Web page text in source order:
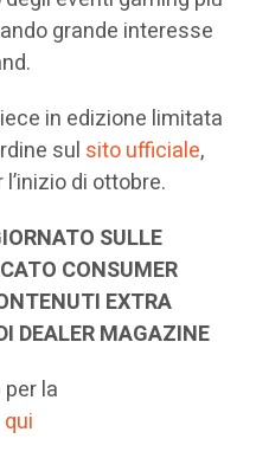
grande interesse
in edizione limitata
sul sito ufficiale,
di ottobre.
SULLE
CONSUMER
EXTRA
DEALER MAGAZINE
la
qui